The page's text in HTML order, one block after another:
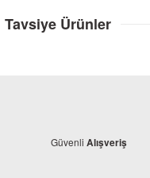
Tavsiye Ürünler
Güvenli Alışveriş